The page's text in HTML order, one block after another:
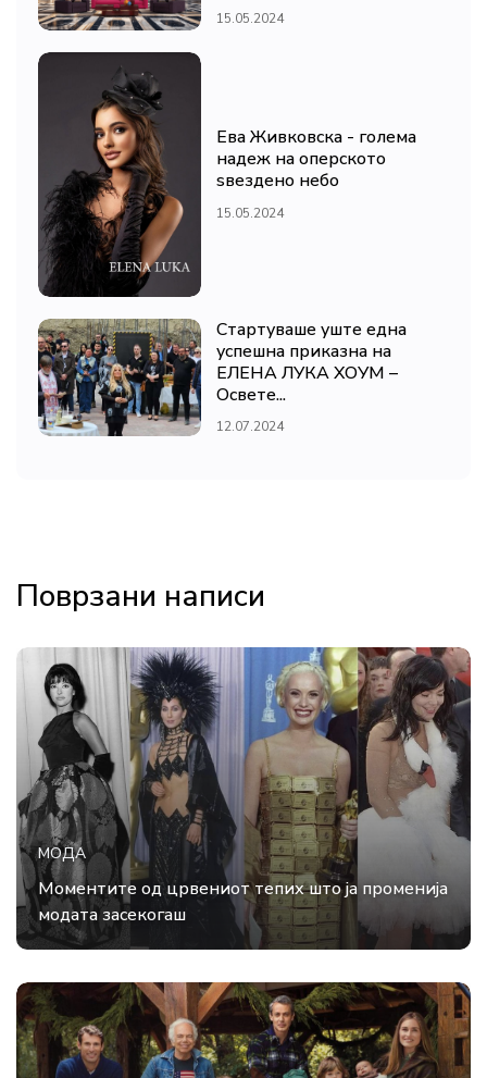
15.05.2024
Ева Живковска - голема
надеж на оперското
ѕвездено небо
15.05.2024
Стартуваше уште една
успешна приказна на
ЕЛЕНА ЛУКА ХОУМ –
Освете...
12.07.2024
Поврзани написи
МОДА
Моментите од црвениот тепих што ја променија
модата засекогаш